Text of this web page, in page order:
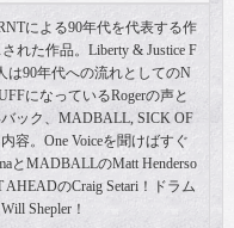
による90年代を代表する作
れた作品。Liberty & Justice F
は90年代への流れとしてのN
になっているRogerの声と
ック、MADBALL, SICK OF
容。One Voiceを聞けばすぐ
とMADBALLのMatt Henderso
のCraig Setari！ドラム
Shepler！